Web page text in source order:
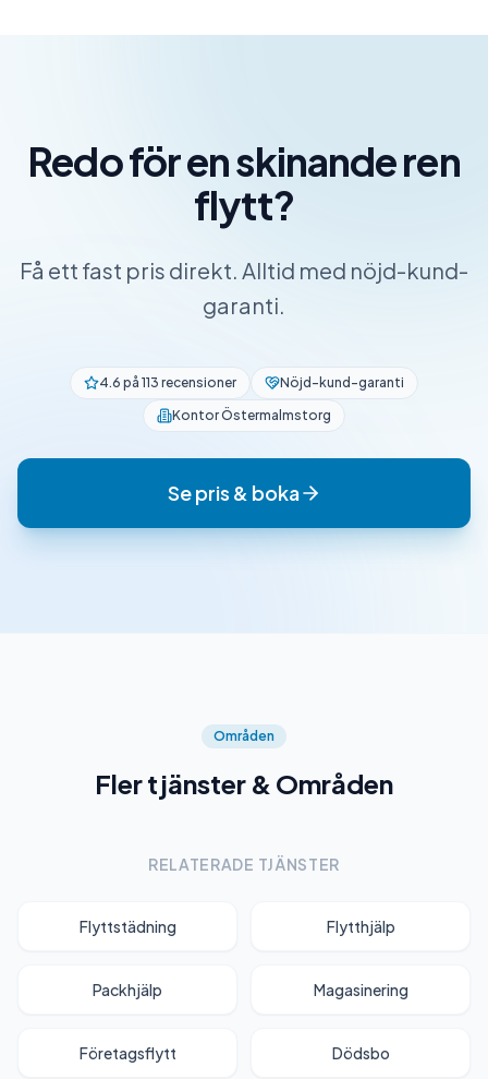
Redo för en skinande ren
flytt?
Få ett fast pris direkt. Alltid med nöjd-kund-
garanti.
4.6 på 113 recensioner
Nöjd-kund-garanti
Kontor Östermalmstorg
Se pris & boka
Områden
Fler tjänster & Områden
RELATERADE TJÄNSTER
Flyttstädning Flytthjälp
Packhjälp Magasinering
Företagsflytt Dödsbo